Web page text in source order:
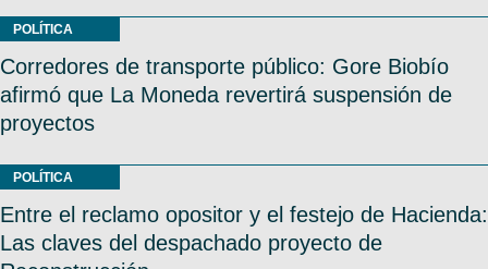
POLÍTICA
Corredores de transporte público: Gore Biobío
afirmó que La Moneda revertirá suspensión de
proyectos
POLÍTICA
Entre el reclamo opositor y el festejo de Hacienda:
Las claves del despachado proyecto de